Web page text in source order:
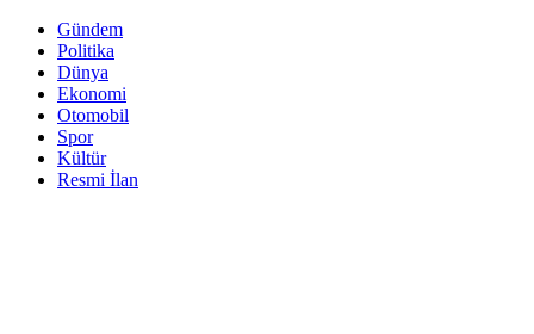
Gündem
Politika
Dünya
Ekonomi
Otomobil
Spor
Kültür
Resmi İlan